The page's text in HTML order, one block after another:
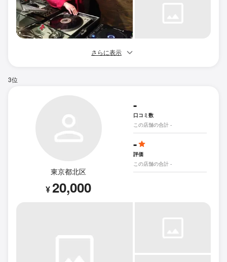
さらに表示
3位
東京都北区
¥20,000
-
口コミ数
この店舗の合計 -
-
評価
この店舗の合計 -